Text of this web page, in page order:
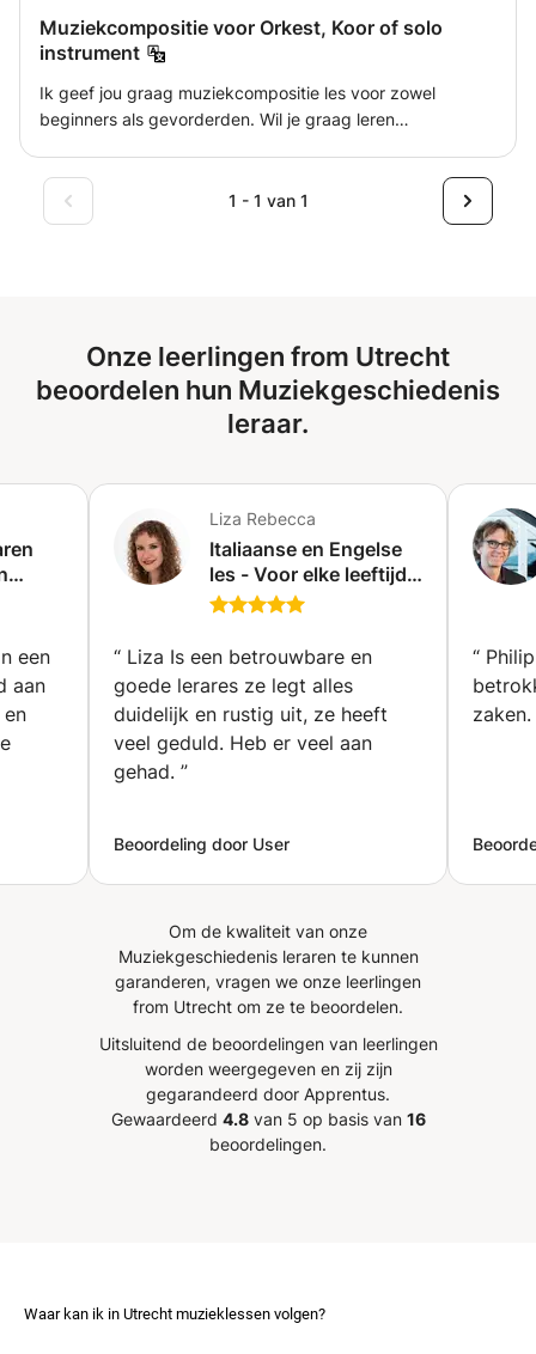
ervaring als uitvoerend zangeres heb ik ook jaren zangles
en Italiaanse taalles gegeven, in verschillende landen.
Muziekcompositie voor Orkest, Koor of solo
instrument
Ik geef jou graag muziekcompositie les voor zowel
beginners als gevorderden. Wil je graag leren
je op weg helpen en je coachen om jouw eigen muzikale
taal te ontwikkelen! Ik kijk er alvast naar uit!
1 - 1 van 1
Onze leerlingen from Utrecht
beoordelen hun Muziekgeschiedenis
leraar.
een
aan
Liza Rebecca
Italiaanse en Engelse
les - Voor elke leeftijd
en ieder niveau
“ Liza Is een betrouwbare en
goede lerares ze legt alles
duidelijk en rustig uit, ze heeft
veel geduld. Heb er veel aan
gehad. ”
Beoordeling door User
“
zaken.
Om de kwaliteit van onze
Muziekgeschiedenis leraren te kunnen
garanderen, vragen we onze leerlingen
from Utrecht om ze te beoordelen.
Uitsluitend de beoordelingen van leerlingen
worden weergegeven en zij zijn
gegarandeerd door Apprentus.
Gewaardeerd 4.8van 5 op basis van 16
beoordelingen.
Waar kan ik in Utrecht muzieklessen volgen?